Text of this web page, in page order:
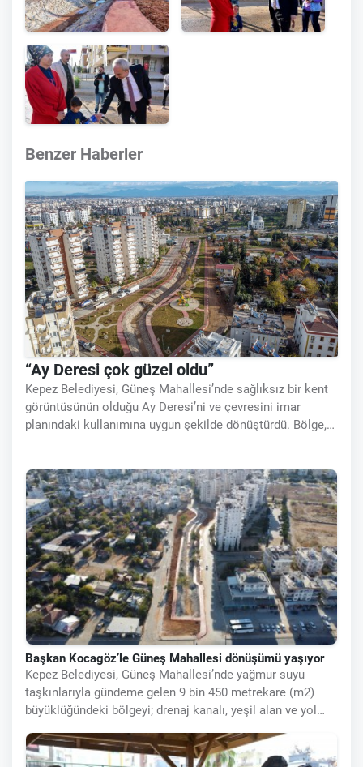
Benzer Haberler
“Ay Deresi çok güzel oldu”
Kepez Belediyesi, Güneş Mahallesi’nde sağlıksız bir kent
görüntüsünün olduğu Ay Deresi’ni ve çevresini imar
planındaki kullanımına uygun şekilde dönüştürdü. Bölge,
Başkan Kocagöz’le Güneş Mahallesi dönüşümü yaşıyor
Kepez Belediyesi, Güneş Mahallesi’nde yağmur suyu
taşkınlarıyla gündeme gelen 9 bin 450 metrekare (m2)
büyüklüğündeki bölgeyi; drenaj kanalı, yeşil alan ve yol
yapımıyla planlı bir